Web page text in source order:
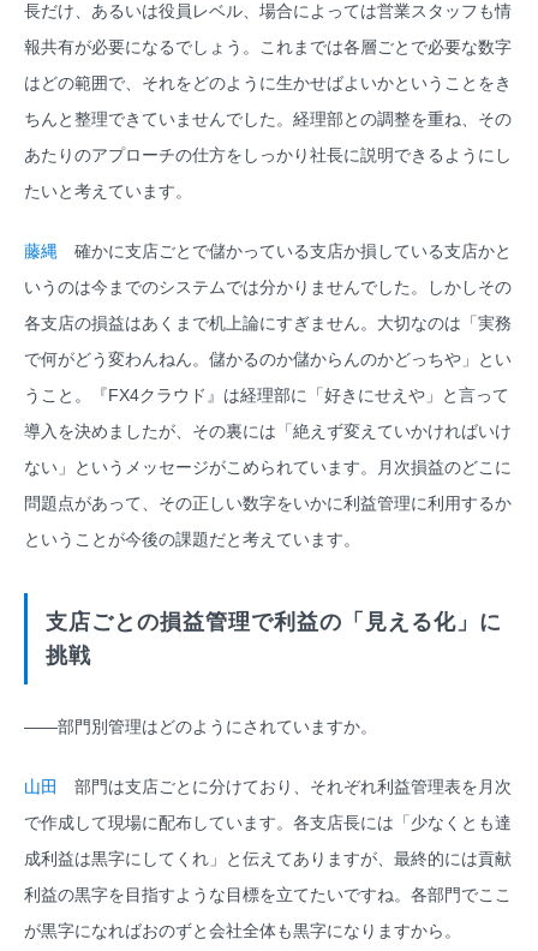
長だけ、あるいは役員レベル、場合によっては営業スタッフも情
報共有が必要になるでしょう。これまでは各層ごとで必要な数字
はどの範囲で、それをどのように生かせばよいかということをき
ちんと整理できていませんでした。経理部との調整を重ね、その
あたりのアプローチの仕方をしっかり社長に説明できるようにし
たいと考えています。
藤縄 確かに支店ごとで儲かっている支店か損している支店かと
いうのは今までのシステムでは分かりませんでした。しかしその
各支店の損益はあくまで机上論にすぎません。大切なのは「実務
で何がどう変わんねん。儲かるのか儲からんのかどっちや」とい
うこと。『FX4クラウド』は経理部に「好きにせえや」と言って
導入を決めましたが、その裏には「絶えず変えていかければいけ
ない」というメッセージがこめられています。月次損益のどこに
問題点があって、その正しい数字をいかに利益管理に利用するか
ということが今後の課題だと考えています。
支店ごとの損益管理で利益の「見える化」に
挑戦
――部門別管理はどのようにされていますか。
山田
部門は支店ごとに分けており、それぞれ利益管理表を月次
で作成して現場に配布しています。各支店長には「少なくとも達
成利益は黒字にしてくれ」と伝えてありますが、最終的には貢献
利益の黒字を目指すような目標を立てたいですね。各部門でここ
が黒字になればおのずと会社全体も黒字になりますから。